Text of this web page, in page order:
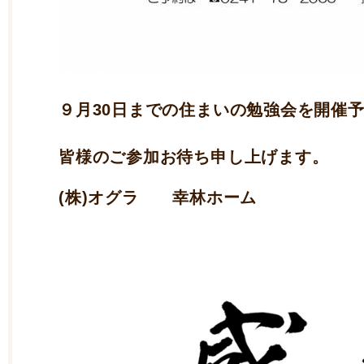
９月30日までの住まいの勉強会を開催
皆様のご参加お待ち申し上げます。
(株)オグラ 幸林ホーム